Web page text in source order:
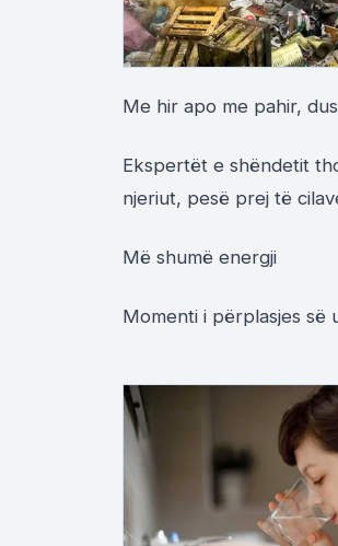
Me hir apo me pahir,
Ekspertët e shëndetit
njeriut, pesë prej të
Më shumë energji
Momenti i përplasjes së